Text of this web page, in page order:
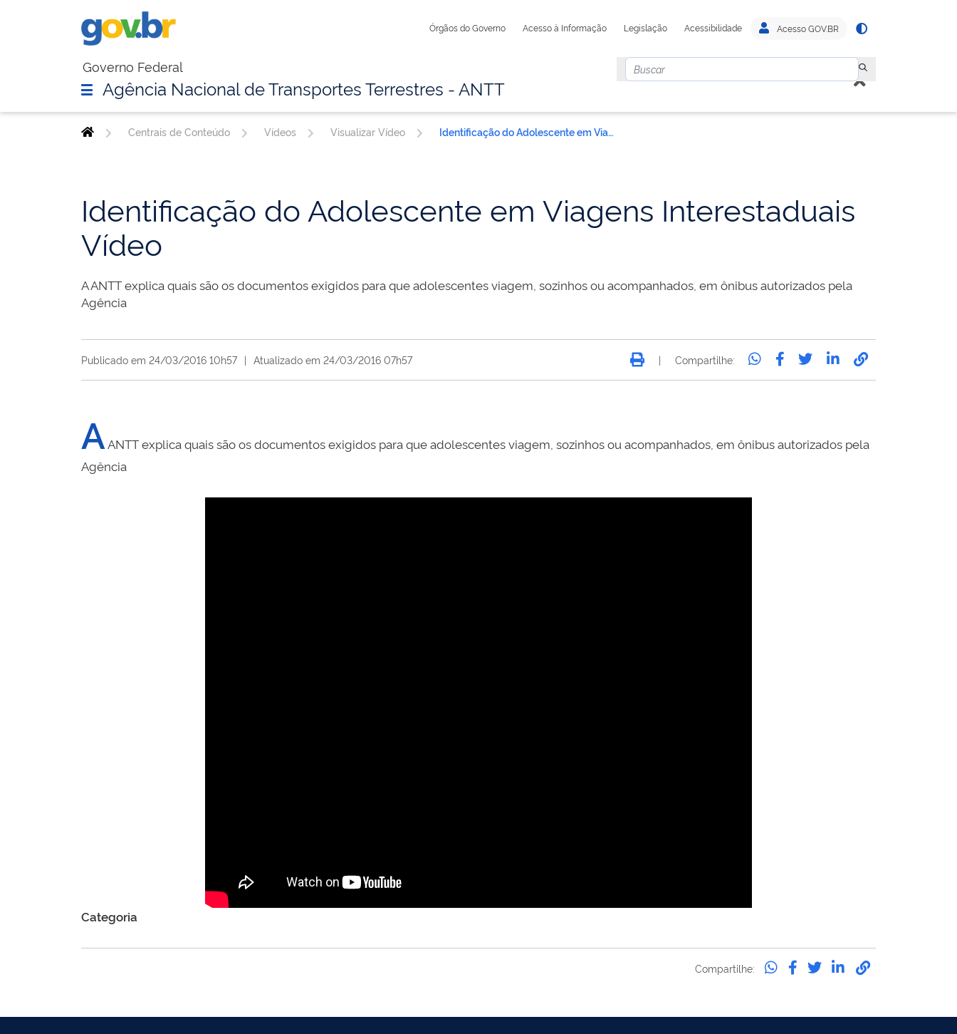
Órgãos do Governo Acesso à Informação Legislação Acessibilidade Acesso GOV.BR
Governo Federal
Agência Nacional de Transportes Terrestres - ANTT
Centrais de Conteúdo Vídeos Visualizar Vídeo Identificação do Adolescente em Viagens Interestaduais Vídeo
Identificação do Adolescente em Viagens Interestaduais
Vídeo
A ANTT explica quais são os documentos exigidos para que adolescentes viagem, sozinhos ou acompanhados, em ônibus autorizados pela
Agência
Publicado em 24/03/2016 10h57 | Atualizado em 24/03/2016 07h57 | Compartilhe:
AANTT explica quais são os documentos exigidos para que adolescentes viagem, sozinhos ou acompanhados, em ônibus autorizados pela
Agência
Categoria
Compartilhe: